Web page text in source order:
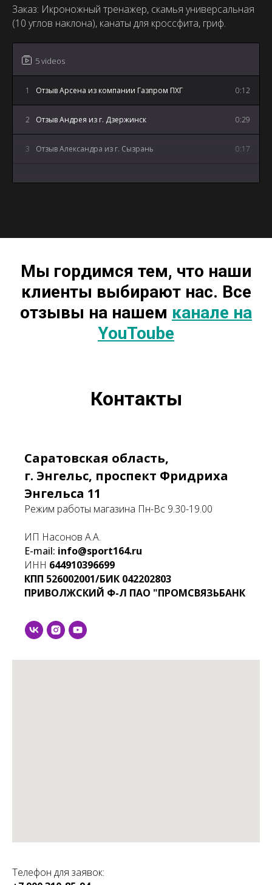
5 videos
1 Отзыв Арсена из компании Газпром ПХГ 0:12
2 Отзыв Андрея из г. Дзержинск 0:29
3 Отзыв Александра из г. Сызрань 0:17
Заказ: Икроножный тренажер, скамья универсальная
(10 углов наклона), канаты для кроссфита, гриф.
Мы гордимся тем, что наши
клиенты выбирают нас. Все
отзывы на нашем канале на
YouToube
Контакты
Саратовская область,
г. Энгельс, проспект Фридриха
Энгельса 11
Режим работы магазина Пн-Вс 9.30-19.00
ИП Насонов А.А.
E-mail: info@sport164.ru
ИНН 644910396699
КПП 526002001/БИК 042202803
ПРИВОЛЖСКИЙ Ф-Л ПАО "ПРОМСВЯЗЬБАНК
Телефон для заявок: